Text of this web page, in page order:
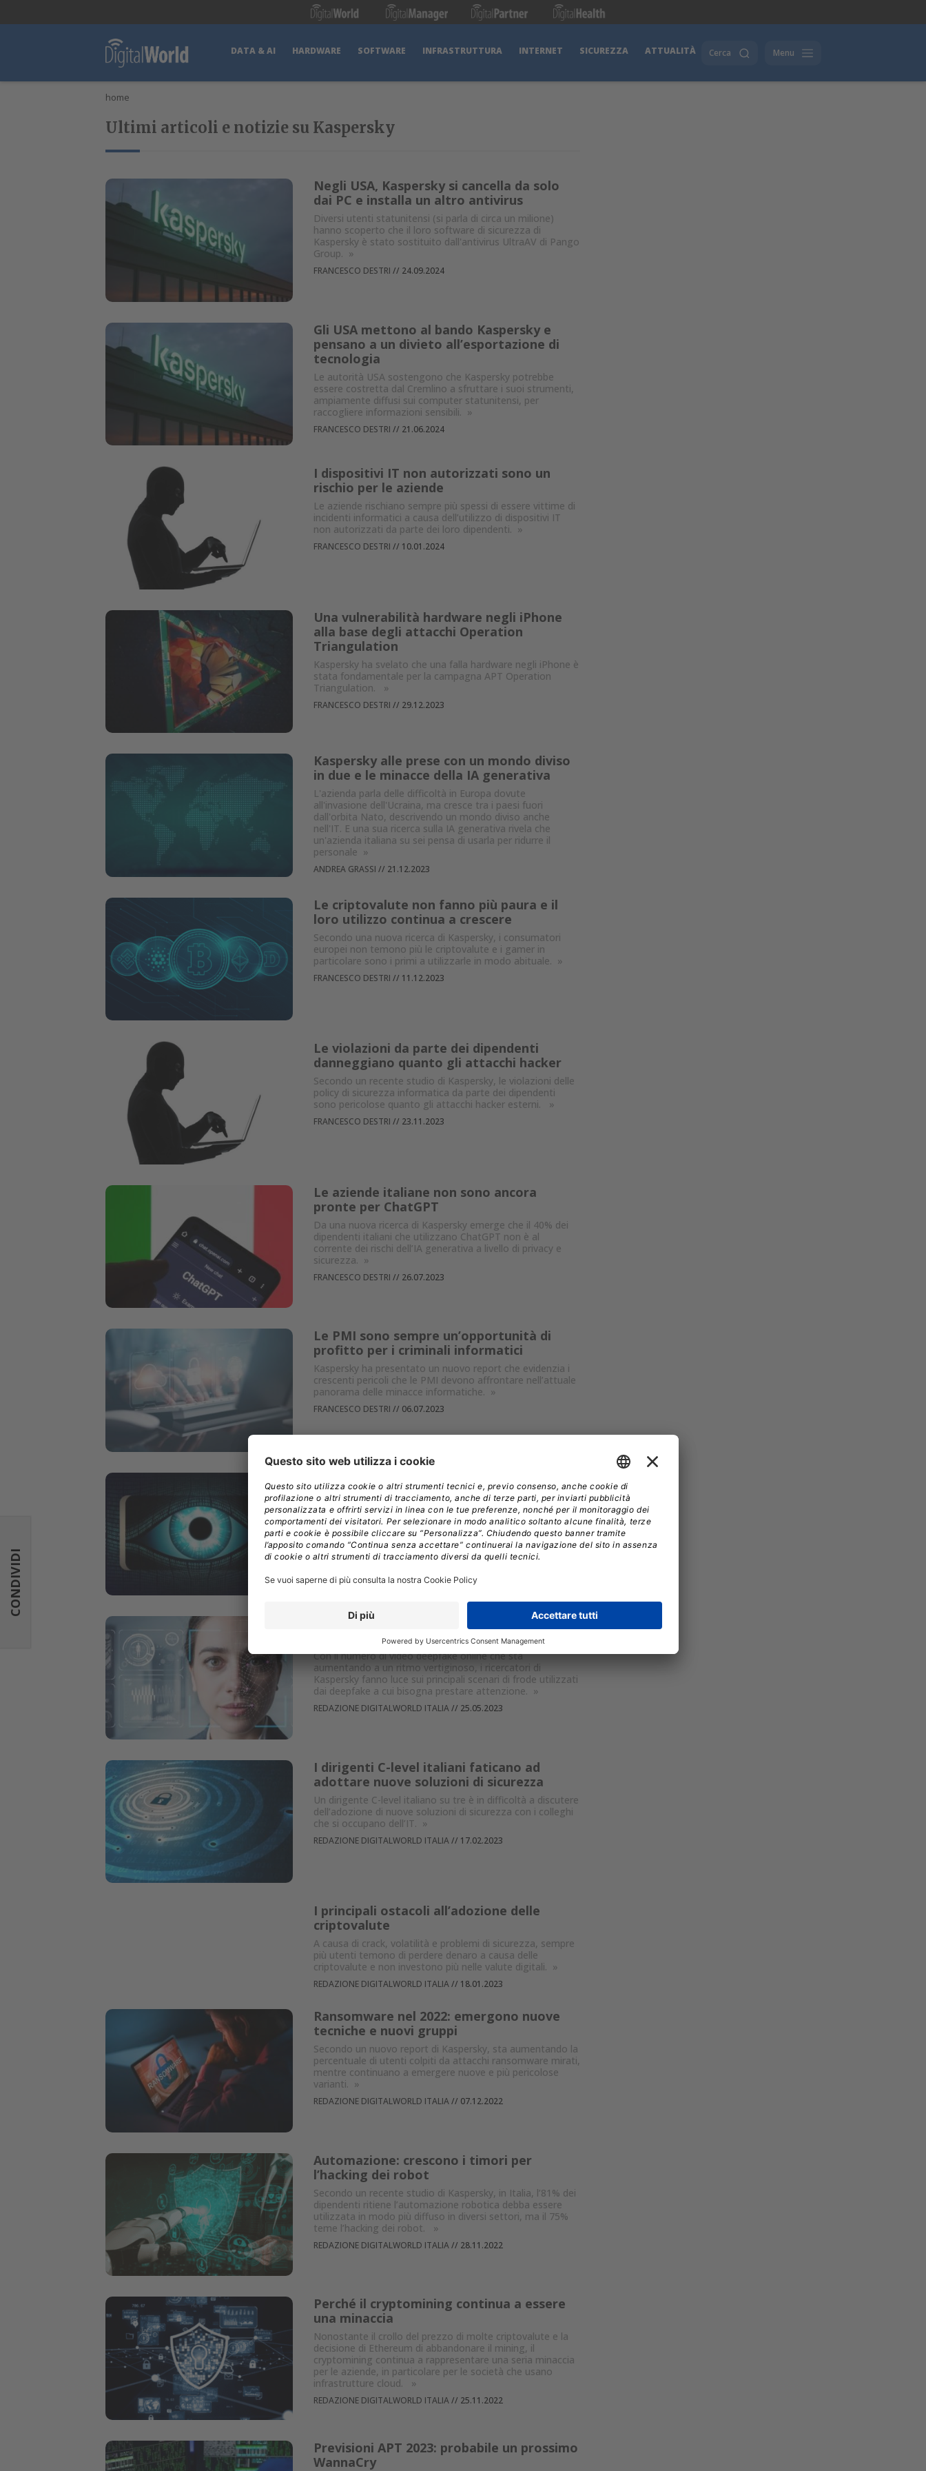
DATA & AI HARDWARE SOFTWARE INFRASTRUTTURA INTERNET SICUREZZA ATTUALITÀ Cerca Menu
home
Ultimi articoli e notizie su Kaspersky
Negli USA, Kaspersky si cancella da solo
dai PC e installa un altro antivirus
Diversi utenti statunitensi (si parla di circa un milione)
hanno scoperto che il loro software di sicurezza di
Kaspersky è stato sostituito dall'antivirus UltraAV di Pango
Group. »
FRANCESCO DESTRI // 24.09.2024
Gli USA mettono al bando Kaspersky e
pensano a un divieto all’esportazione di
tecnologia
Le autorità USA sostengono che Kaspersky potrebbe
essere costretta dal Cremlino a sfruttare i suoi strumenti,
ampiamente diffusi sui computer statunitensi, per
raccogliere informazioni sensibili. »
FRANCESCO DESTRI // 21.06.2024
I dispositivi IT non autorizzati sono un
rischio per le aziende
Le aziende rischiano sempre più spessi di essere vittime di
incidenti informatici a causa dell’utilizzo di dispositivi IT
non autorizzati da parte dei loro dipendenti. »
FRANCESCO DESTRI // 10.01.2024
Una vulnerabilità hardware negli iPhone
alla base degli attacchi Operation
Triangulation
Kaspersky ha svelato che una falla hardware negli iPhone è
stata fondamentale per la campagna APT Operation
Triangulation.
»
FRANCESCO DESTRI // 29.12.2023
Kaspersky alle prese con un mondo diviso
in due e le minacce della IA generativa
L'azienda parla delle difficoltà in Europa dovute
all'invasione dell'Ucraina, ma cresce tra i paesi fuori
dall'orbita Nato, descrivendo un mondo diviso anche
nell'IT. E una sua ricerca sulla IA generativa rivela che
un'azienda italiana su sei pensa di usarla per ridurre il
personale »
ANDREA GRASSI // 21.12.2023
Le criptovalute non fanno più paura e il
loro utilizzo continua a crescere
Secondo una nuova ricerca di Kaspersky, i consumatori
europei non temono più le criptovalute e i gamer in
particolare sono i primi a utilizzarle in modo abituale. »
FRANCESCO DESTRI // 11.12.2023
Le violazioni da parte dei dipendenti
danneggiano quanto gli attacchi hacker
Secondo un recente studio di Kaspersky, le violazioni delle
policy di sicurezza informatica da parte dei dipendenti
sono pericolose quanto gli attacchi hacker esterni.
»
FRANCESCO DESTRI // 23.11.2023
Le aziende italiane non sono ancora
pronte per ChatGPT
Da una nuova ricerca di Kaspersky emerge che il 40% dei
dipendenti italiani che utilizzano ChatGPT non è al
corrente dei rischi dell’IA generativa a livello di privacy e
sicurezza. »
FRANCESCO DESTRI // 26.07.2023
Le PMI sono sempre un’opportunità di
profitto per i criminali informatici
Kaspersky ha presentato un nuovo report che evidenzia i
crescenti pericoli che le PMI devono affrontare nell’attuale
panorama delle minacce informatiche. »
FRANCESCO DESTRI // 06.07.2023
I dettagli dello spyware TriangleDB
utilizzato per colpire i dispositivi iOS
A seguito del report sulla campagna Operation
Triangulation che ha preso di mira i dispositivi iOS, gli
esperti di Kaspersky stanno facendo luce sullo spyware
utilizzato durante gli attacchi.»
I principali scenari di minaccia deepfake
che gli utenti affronteranno nel 2023
Con il numero di video deepfake online che sta
aumentando a un ritmo vertiginoso, i ricercatori di
Kaspersky fanno luce sui principali scenari di frode utilizzati
dai deepfake a cui bisogna prestare attenzione. »
REDAZIONE DIGITALWORLD ITALIA// 25.05.2023
I dirigenti C-level italiani faticano ad
adottare nuove soluzioni di sicurezza
Un dirigente C-level italiano su tre è in difficoltà a discutere
dell’adozione di nuove soluzioni di sicurezza con i colleghi
che si occupano dell’IT. »
REDAZIONE DIGITALWORLD ITALIA// 17.02.2023
I principali ostacoli all’adozione delle
criptovalute
A causa di crack, volatilità e problemi di sicurezza, sempre
più utenti temono di perdere denaro a causa delle
criptovalute e non investono più nelle valute digitali. »
REDAZIONE DIGITALWORLD ITALIA// 18.01.2023
Ransomware nel 2022: emergono nuove
tecniche e nuovi gruppi
Secondo un nuovo report di Kaspersky, sta aumentando la
percentuale di utenti colpiti da attacchi ransomware mirati,
mentre continuano a emergere nuove e più pericolose
varianti. »
REDAZIONE DIGITALWORLD ITALIA// 07.12.2022
Automazione: crescono i timori per
l’hacking dei robot
Secondo un recente studio di Kaspersky, in Italia, l’81% dei
dipendenti ritiene l’automazione robotica debba essere
utilizzata in modo più diffuso in diversi settori, ma il 75%
teme l’hacking dei robot.
»
REDAZIONE DIGITALWORLD ITALIA// 28.11.2022
Perché il cryptomining continua a essere
una minaccia
Nonostante il crollo del prezzo di molte criptovalute e la
decisione di Ethereum di abbandonare il mining, il
cryptomining continua a rappresentare una seria minaccia
per le aziende, in particolare per le società che usano
infrastrutture cloud.
»
REDAZIONE DIGITALWORLD ITALIA// 25.11.2022
Previsioni APT 2023: probabile un prossimo
WannaCry
CONDIVIDI